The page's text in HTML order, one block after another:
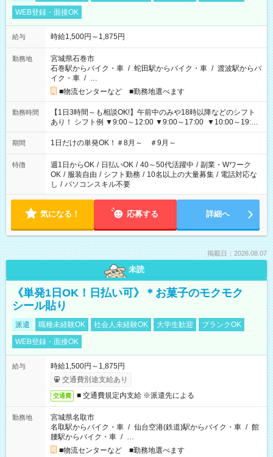
WEB登録・面接OK
給与 時給1,500円～1,875円
勤務地
宮城県石巻市
石巻駅からバイク・車 / 蛇田駅からバイク・車 / 渡波駅からバ
イク・車 / …
■物流センターなど ■勤務地選べます
勤務時間
【1日3時間～も相談OK!】午前中のみや18時以降などのシフト
あり！ シフト例 ▼9:00～12:00 ▼9:00～17:00 ▼10:00～19:00
▼18:00～21:00
期間 1日だけの単発OK！＃8月～ ＃9月～
特徴 週1日からOK / 日払いOK / 40～50代活躍中 / 副業・Wワーク
OK / 服装自由 / シフト勤務 / 10名以上の大量募集 / 電話対応な
し / パソコンスキル不要
気になる！ 応募する 詳細へ
掲載日：2026.08.07
未読
《単発1日OK！日払い可》＊お菓子のモクモク
シール貼り
派遣 職種未経験OK 社会人未経験OK 大学生歓迎
ブランクOK
WEB登録・面接OK
給与
時給1,500円～1,875円
交通費別途支給あり
交通費 ■ 交通費規定内支給 ※派遣先による
勤務地
宮城県名取市
名取駅からバイク・車 / 仙台空港(鉄道)駅からバイク・車 / 館
腰駅からバイク・車 / …
■物流センターなど ■勤務地選べます